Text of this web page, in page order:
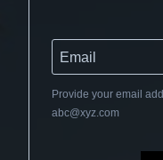
Provide your email
abc@xyz.com